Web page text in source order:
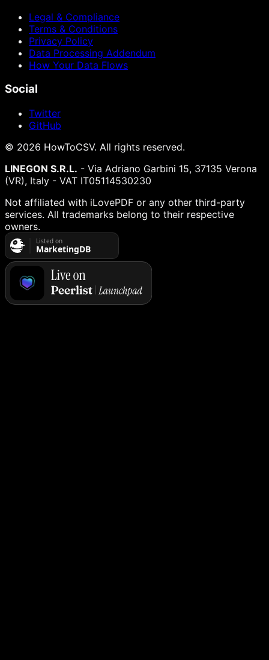
Legal & Compliance
Terms & Conditions
Privacy Policy
Data Processing Addendum
How Your Data Flows
Social
Twitter
GitHub
© 2026 HowToCSV. All rights reserved.
LINEGON S.R.L. - Via Adriano Garbini 15, 37135 Verona
(VR), Italy - VAT IT05114530230
Not affiliated with iLovePDF or any other third-party
services. All trademarks belong to their respective
owners.